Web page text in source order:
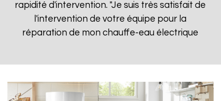
rapidité d'intervention. "Je suis très satisfait de
l'intervention de votre équipe pour la
réparation de mon chauffe-eau électrique